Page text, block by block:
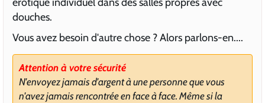
douches.
Vous avez besoin d'autre chose ? Alors parlons-en....
Attention à votre sécurité
N'envoyez jamais d'argent à une personne que vous
n'avez jamais rencontrée en face à face. Même si la